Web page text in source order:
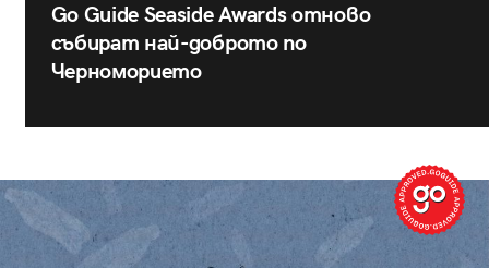
Go Guide Seaside Awards отново
събират най-доброто по
Черноморието